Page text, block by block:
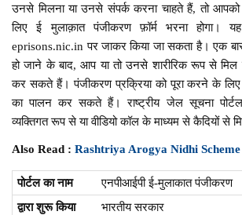
उनसे मिलना या उनसे संपर्क करना चाहते हैं, तो
लिए ई मुलाक़ात पंजीकरण फ़ॉर्म भरना होगा।
eprisons.nic.in पर जाकर किया जा सकता है। एक
हो जाने के बाद, आप या तो उनसे शारीरिक रूप से मिल
कर सकते हैं। पंजीकरण प्रक्रिया को पूरा करने के
का पालन कर सकते हैं। राष्ट्रीय जेल सूचना
व्यक्तिगत रूप से या वीडियो कॉल के माध्यम से कैदियों से
Also Read :Rashtriya Arogya Nidhi Scheme
पोर्टल का नाम
एनपीआईपी ई-मुलाकात पंजीकरण
द्वारा शुरू किया
भारतीय सरकार